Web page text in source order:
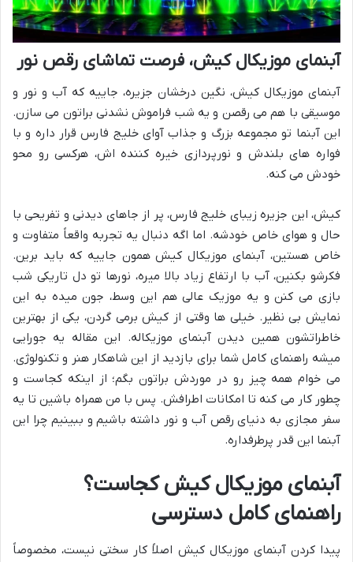
آبنمای موزیکال کیش، فرصت تماشای رقص نور
آبنمای موزیکال کیش، نگین درخشان جزیره، جاییه که آب و نور و
موسیقی با هم می رقصن و یه شب فراموش نشدنی براتون می سازن.
این آبنما تو مجموعه بزرگ و جذاب آوای خلیج فارس قرار داره و با
فواره های بلندش و نورپردازی خیره کننده اش، هرکسی رو محو
خودش می کنه.
کیش، این جزیره زیبای خلیج فارس، پر از جاهای دیدنی و تفریحی با
حال و هوای خاص خودشه. اما اگه دنبال یه تجربه واقعاً متفاوت و
خاص هستین، آبنمای موزیکال کیش همون جاییه که باید برین.
فکرشو بکنین، آب با ارتفاع زیاد بالا میره، نورها تو دل تاریکی شب
بازی می کنن و یه موزیک عالی هم این وسط، جون میده به این
نمایش بی نظیر. خیلی ها وقتی از کیش برمی گردن، یکی از بهترین
خاطراتشون همین دیدن آبنمای موزیکاله. این مقاله یه جورایی
میشه راهنمای کامل شما برای بازدید از این شاهکار هنر و تکنولوژی.
می خوام همه چیز رو در موردش براتون بگم؛ از اینکه کجاست و
چطور کار می کنه تا امکانات اطرافش. پس با من همراه باشین تا یه
سفر مجازی به دنیای رقص آب و نور داشته باشیم و ببینیم چرا این
آبنما این قدر پرطرفداره.
آبنمای موزیکال کیش کجاست؟
راهنمای کامل دسترسی
پیدا کردن آبنمای موزیکال کیش اصلاً کار سختی نیست، مخصوصاً